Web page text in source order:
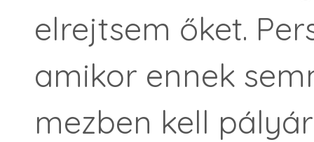
elrejtsem őket.
amikor ennek
mezben kell